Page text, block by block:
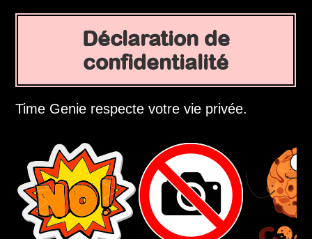
Déclaration de
confidentialité
Time Genie respecte votre vie privée.